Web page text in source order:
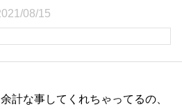
08/15
計な事してくれちゃってるの、